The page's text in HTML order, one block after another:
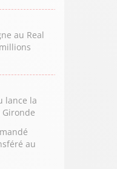
au Real
lance la
au